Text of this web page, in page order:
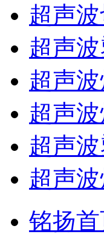
超声
超声
超声
超声
超声
超声
铭扬